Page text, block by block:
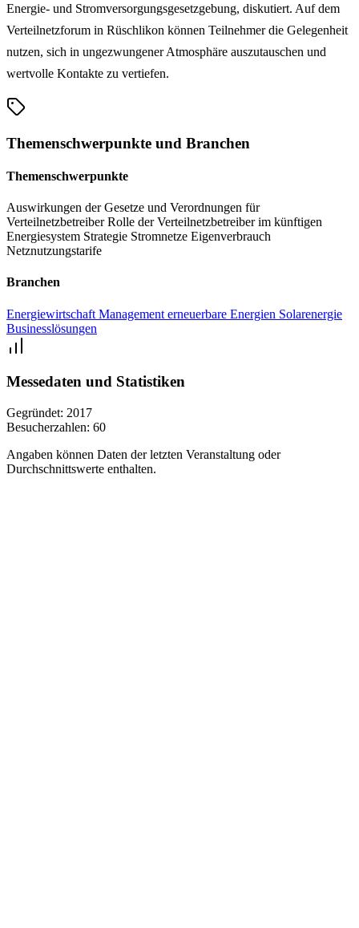
Energie- und Stromversorgungsgesetzgebung, diskutiert. Auf dem
Verteilnetzforum in Rüschlikon können Teilnehmer die Gelegenheit
nutzen, sich in ungezwungener Atmosphäre auszutauschen und
wertvolle Kontakte zu vertiefen.
Themenschwerpunkte und Branchen
Themenschwerpunkte
Auswirkungen der Gesetze und Verordnungen für
VerteilnetzbetreiberRolle der Verteilnetzbetreiber im künftigen
Energiesystem Strategie Stromnetze Eigenverbrauch
Netznutzungstarife
Branchen
Energiewirtschaft Management erneuerbare Energien Solarenergie
Businesslösungen
Messedaten und Statistiken
Gegründet: 2017
Besucherzahlen: 60
Angaben können Daten der letzten Veranstaltung oder
Durchschnittswerte enthalten.